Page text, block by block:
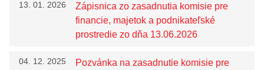
13. 01. 2026
Zápisnica zo zasadnutia komisie pre
financie, majetok a podnikateľské
prostredie zo dňa 13.06.2026
04. 12. 2025
Pozvánka na zasadnutie komisie pre